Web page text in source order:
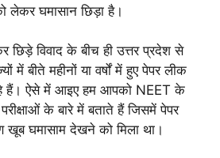
लेकर घमासान छिड़ा है।
छिड़े विवाद के बीच ही उत्तर प्रदेश से
में बीते महीनों या वर्षों में हुए पेपर लीक
हैं। ऐसे में आइए हम आपको NEET के
के बारे में बताते हैं जिसमें पेपर
घमासाम देखने को मिला था।